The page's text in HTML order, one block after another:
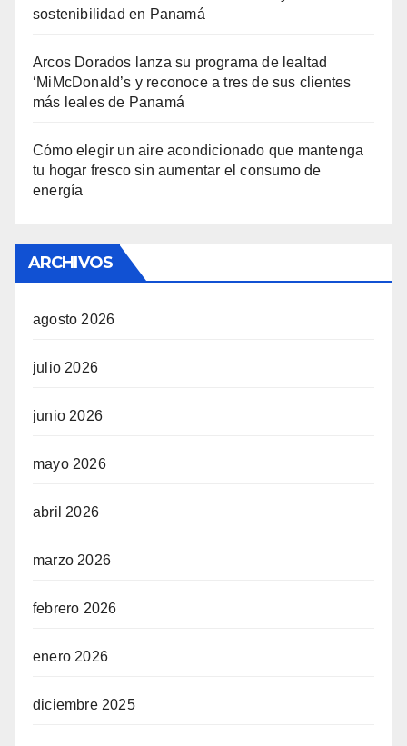
sostenibilidad en Panamá
Arcos Dorados lanza su programa de lealtad
‘MiMcDonald’s y reconoce a tres de sus clientes
más leales de Panamá
Cómo elegir un aire acondicionado que mantenga
tu hogar fresco sin aumentar el consumo de
energía
ARCHIVOS
agosto 2026
julio 2026
junio 2026
mayo 2026
abril 2026
marzo 2026
febrero 2026
enero 2026
diciembre 2025